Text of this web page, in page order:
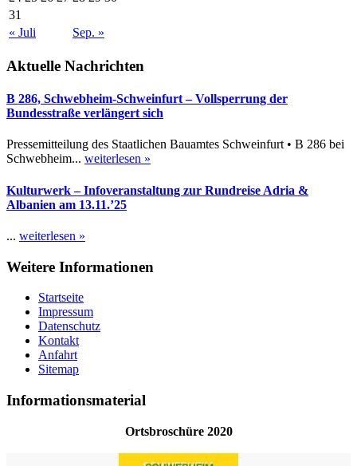
31
« Juli
Sep. »
Aktuelle Nachrichten
B 286, Schwebheim-Schweinfurt – Vollsperrung der
Bundesstraße verlängert sich
Pressemitteilung des Staatlichen Bauamtes Schweinfurt • B 286 bei
Schwebheim... weiterlesen »
Kulturwerk – Infoveranstaltung zur Rundreise Adria &
Albanien am 13.11.’25
... weiterlesen »
Weitere Informationen
Startseite
Impressum
Datenschutz
Kontakt
Anfahrt
Sitemap
Informationsmaterial
Ortsbroschüre 2020